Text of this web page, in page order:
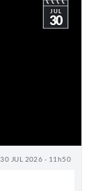
30 JUL 2026 - 11h50
JUL
30